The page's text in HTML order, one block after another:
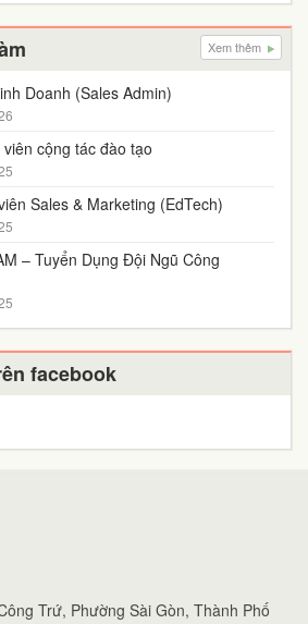
Xem thêm
Doanh (Sales Admin)
cộng tác đào tạo
Sales & Marketing (EdTech)
– Tuyển Dụng Đội Ngũ Công
facebook
Trứ, Phường Sài Gòn, Thành Phố